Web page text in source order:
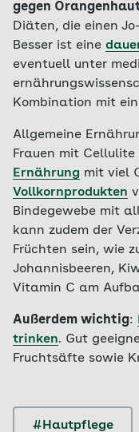
gegen
Diäten, die einen
Besser ist eine
eventuell unter
Kombination mit
Allgemeine
Frauen mit
Ernährung mit viel
Vollkornprodukten
Bindegewebe mit
kann zudem der
Früchten sein, wie
Johannisbeeren,
Vitamin C am
Außerdem wichtig:
trinken. Gut
Fruchtsäfte sowie
#Hautpflege